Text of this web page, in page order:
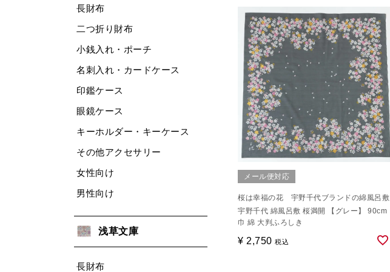
長財布
二つ折り財布
小銭入れ・ポーチ
名刺入れ・カードケース
印鑑ケース
眼鏡ケース
キーホルダー・キーケース
その他アクセサリー
女性向け
男性向け
浅草文庫
長財布
メール便対応
桜は幸福の花 宇野千代ブランドの綿風呂敷
宇野千代 綿風呂敷 桜満開 【グレー】 90cm
巾 綿 大判ふろしき
¥ 2,750 税込